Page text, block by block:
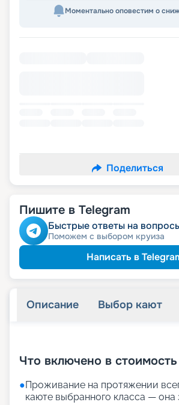
Моментально оповестим о
Поделиться
Пишите в Telegram
Быстрые ответы на
Поможем с выбором круиза
Написать в
Описание Выбор кают
Что включено в стоимость
●Проживание на протяжении
каюте выбранного класса — она